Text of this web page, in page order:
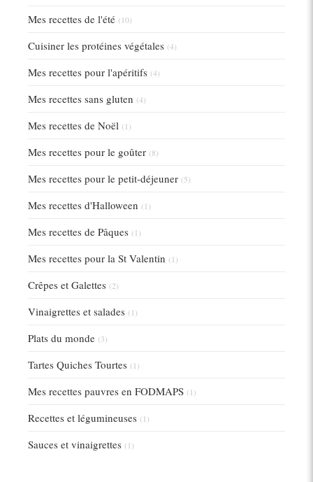
Mes recettes de l'été (10)
Cuisiner les protéines végétales (4)
Mes recettes pour l'apéritifs (4)
Mes recettes sans gluten (4)
Mes recettes de Noël (1)
Mes recettes pour le goûter (8)
Mes recettes pour le petit-déjeuner (5)
Mes recettes d'Halloween (1)
Mes recettes de Pâques (1)
Mes recettes pour la St Valentin (1)
Crêpes et Galettes (2)
Vinaigrettes et salades (1)
Plats du monde (3)
Tartes Quiches Tourtes (1)
Mes recettes pauvres en FODMAPS (1)
Recettes et légumineuses (1)
Sauces et vinaigrettes (1)